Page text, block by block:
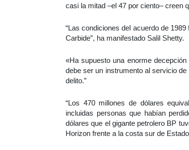
casi la mitad –el 47 por ciento– creen
“Las condiciones del acuerdo de
Carbide”, ha manifestado Salil Shetty.
«Ha supuesto una enorme
debe ser un instrumento al servicio
delito.”
“Los 470 millones de dólares
incluidas personas que habían
dólares que el gigante petrolero BP
Horizon frente a la costa sur de